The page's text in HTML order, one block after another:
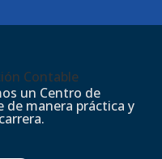
un Centro de
de manera práctica y